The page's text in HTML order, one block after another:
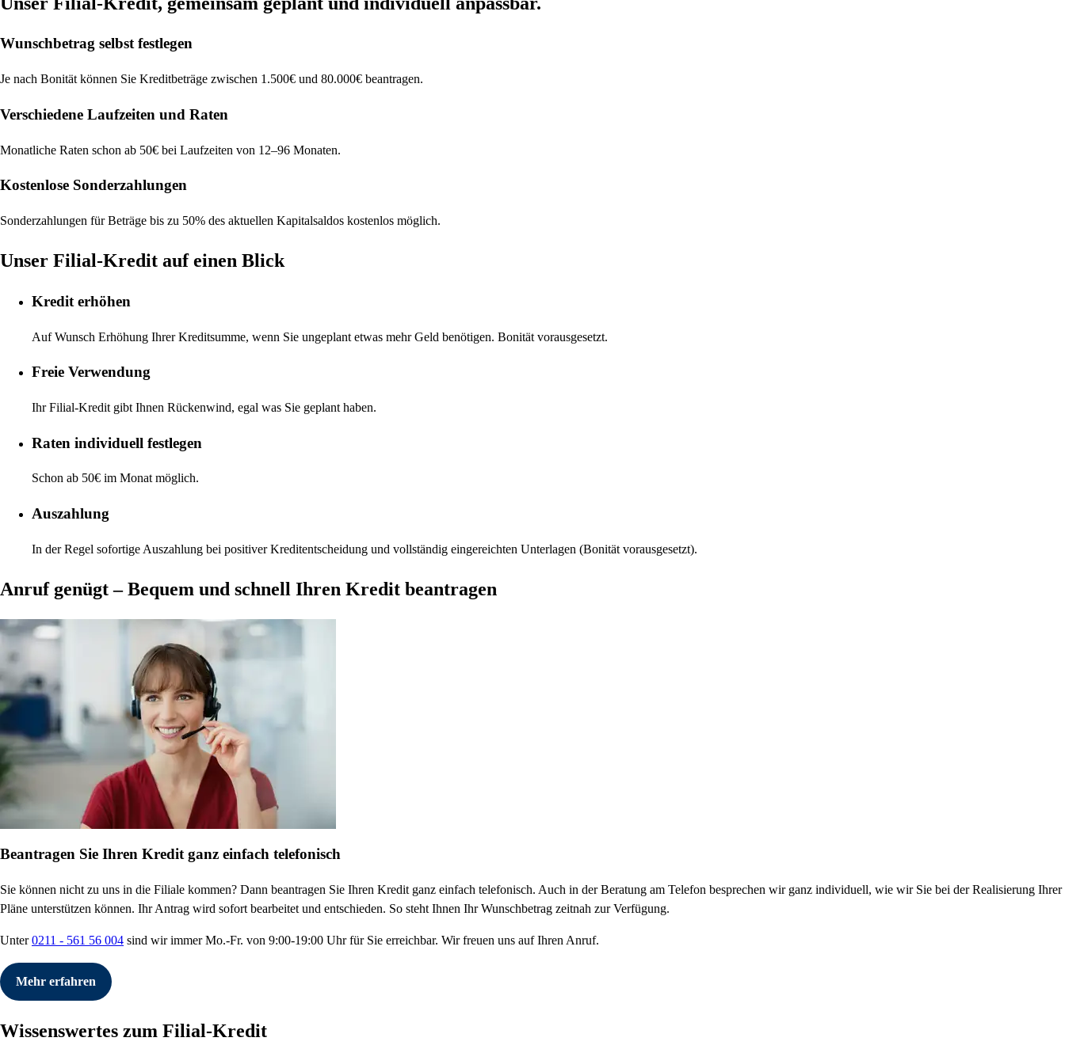
Wunschbetrag selbst festlegen
Je nach Bonität können Sie Kreditbeträge zwischen 1.500€ und 80.000€ beantragen.
Verschiedene Laufzeiten und Raten
Monatliche Raten schon ab 50€ bei Laufzeiten von 12–96 Monaten.
Kostenlose Sonderzahlungen
Sonderzahlungen für Beträge bis zu 50% des aktuellen Kapitalsaldos kostenlos möglich.
Unser Filial-Kredit auf einen Blick
Kredit erhöhen
Auf Wunsch Erhöhung Ihrer Kreditsumme, wenn Sie ungeplant etwas mehr Geld benötigen. Bonität vorausgesetzt.
Freie Verwendung
Ihr Filial-Kredit gibt Ihnen Rückenwind, egal was Sie geplant haben.
Raten individuell festlegen
Schon ab 50€ im Monat möglich.
Auszahlung
In der Regel sofortige Auszahlung bei positiver Kreditentscheidung und vollständig eingereichten Unterlagen (Bonität vorausgesetzt).
Anruf genügt – Bequem und schnell Ihren Kredit beantragen
Beantragen Sie Ihren Kredit ganz einfach telefonisch
Sie können nicht zu uns in die Filiale kommen? Dann beantragen Sie Ihren Kredit ganz einfach telefonisch. Auch in der Beratung am Telefon besprechen wir ganz individuell, wie wir Sie bei der Realisierung Ihrer
Pläne unterstützen können. Ihr Antrag wird sofort bearbeitet und entschieden. So steht Ihnen Ihr Wunschbetrag zeitnah zur Verfügung.
Unter0211 - 561 56 004 sind wir immer Mo.-Fr. von 9:00-19:00 Uhr für Sie erreichbar. Wir freuen uns auf Ihren Anruf.
Mehr erfahren
Wissenswertes zum Filial-Kredit